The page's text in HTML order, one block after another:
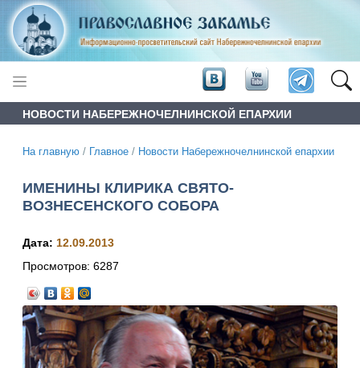
НОВОСТИ НАБЕРЕЖНОЧЕЛНИНСКОЙ ЕПАРХИИ
На главную / Главное / Новости Набережночелнинской епархии
ИМЕНИНЫ КЛИРИКА СВЯТО-
ВОЗНЕСЕНСКОГО СОБОРА
Дата: 12.09.2013
Просмотров: 6287